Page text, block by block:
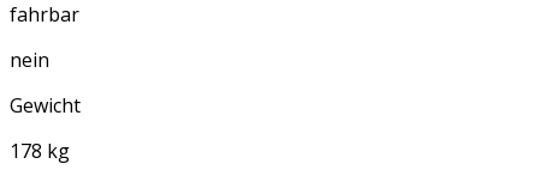
fahrbar
nein
Gewicht
178 kg